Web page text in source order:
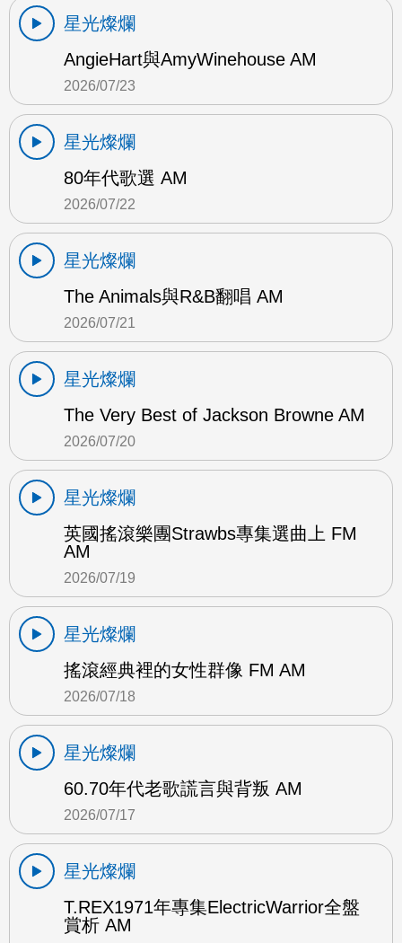
星光燦爛
AngieHart與AmyWinehouse AM
2026/07/23
星光燦爛
80年代歌選 AM
2026/07/22
星光燦爛
The Animals與R&B翻唱 AM
2026/07/21
星光燦爛
The Very Best of Jackson Browne AM
2026/07/20
星光燦爛
英國搖滾樂團Strawbs專集選曲上 FM
AM
2026/07/19
星光燦爛
搖滾經典裡的女性群像 FM AM
2026/07/18
星光燦爛
60.70年代老歌謊言與背叛 AM
2026/07/17
星光燦爛
T.REX1971年專集ElectricWarrior全盤
賞析 AM